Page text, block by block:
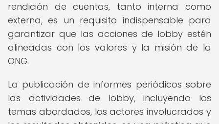
rendición de cuentas, tanto interna como
externa, es un requisito indispensable para
garantizar que las acciones de lobby estén
alineadas con los valores y la misión de la
ONG.
La publicación de informes periódicos sobre
las actividades de lobby, incluyendo los
temas abordados, los actores involucrados y